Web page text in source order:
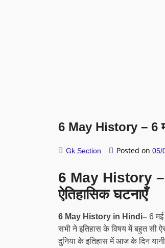
6 May History – 6
Gk Section Posted on 05/
6 May History –
ऐतिहासिक घटनाएँ
6 May History in Hindi– 6
सभी ने इतिहास के विषय में बहुत सी
दुनिया के इतिहास में आज के दिन